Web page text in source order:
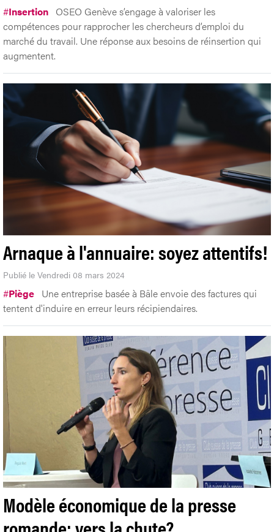
#Insertion OSEO Genève s’engage à valoriser les
compétences pour rapprocher les chercheurs d’emploi du
marché du travail. Une réponse aux besoins de réinsertion qui
augmentent.
Arnaque à l'annuaire: soyez attentifs!
Publié le Vendredi 08 mars 2024
#Piège Une entreprise basée à Bâle envoie des factures qui
tentent d'induire en erreur leurs récipiendaires.
Modèle économique de la presse